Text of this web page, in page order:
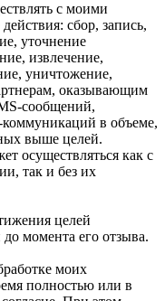
с моими
сбор, запись,
уточнение
извлечение,
уничтожение,
оказывающим
в объеме,
выше целей.
осуществляться как с
так и без их
целей
момента его отзыва.
моих
полностью или в